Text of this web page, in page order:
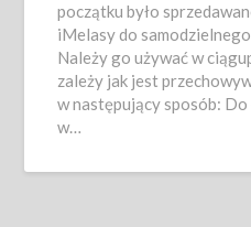
początku było
iMelasy do
Należy go używać w
zależy jak jest
w następujący sposób:
w…